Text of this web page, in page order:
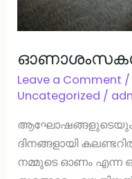
Leave a Comment /
Uncategorized /
ആഘോഷങ്ങളുടെയും
ദിനങ്ങളായി
നമ്മുടെ ഓണം എന്ന